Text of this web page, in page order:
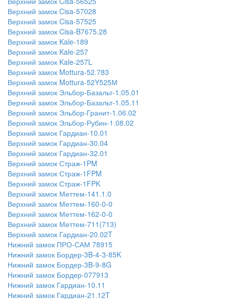
Верхний замок Cisa-57028
Верхний замок Cisa-57525
Верхний замок Cisa-B7675.28
Верхний замок Kale-189
Верхний замок Kale-257
Верхний замок Kale-257L
Верхний замок Mottura-52.783
Верхний замок Mottura-52Y525М
Верхний замок Эльбор-Базальт-1.05.01
Верхний замок Эльбор-Базальт-1.05.11
Верхний замок Эльбор-Гранит-1.06.02
Верхний замок Эльбор-Рубин-1.08.02
Верхний замок Гардиан-10.01
Верхний замок Гардиан-30.04
Верхний замок Гардиан-32.01
Верхний замок Страж-1PM
Верхний замок Страж-1FPM
Верхний замок Страж-1FPK
Верхний замок Меттем-141.1.0
Верхний замок Меттем-160-0-0
Верхний замок Меттем-162-0-0
Верхний замок Меттем-711(713)
Верхний замок Гардиан-20.02T
Нижний замок ПРО-САМ 78915
Нижний замок Бордер-3B-4-3-85K
Нижний замок Бордер-3B-9-8G
Нижний замок Бордер-077913
Нижний замок Гардиан-10.11
Нижний замок Гардиан-21.12T